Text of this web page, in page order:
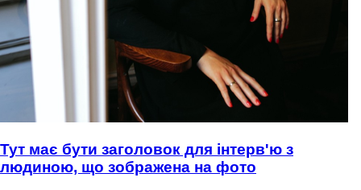
Тут має бути заголовок для інтерв'ю з
людиною, що зображена на фото